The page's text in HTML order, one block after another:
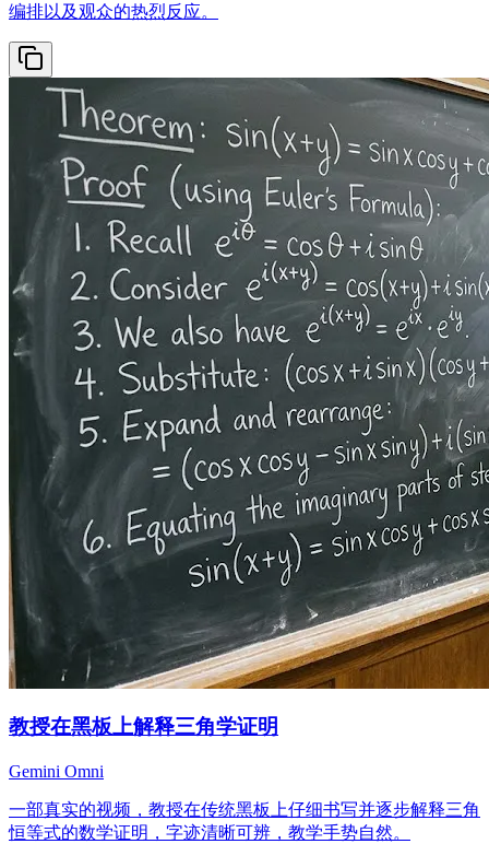
编排以及观众的热烈反应。
教授在黑板上解释三角学证明
Gemini Omni
一部真实的视频，教授在传统黑板上仔细书写并逐步解释三角
恒等式的数学证明，字迹清晰可辨，教学手势自然。